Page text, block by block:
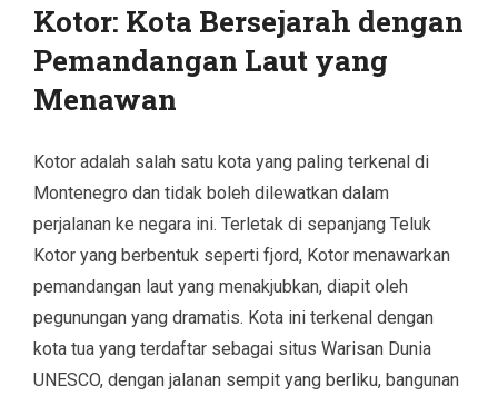
Kotor: Kota Bersejarah dengan
Pemandangan Laut yang
Menawan
Kotor adalah salah satu kota yang paling terkenal di
Montenegro dan tidak boleh dilewatkan dalam
perjalanan ke negara ini. Terletak di sepanjang Teluk
Kotor yang berbentuk seperti fjord, Kotor menawarkan
pemandangan laut yang menakjubkan, diapit oleh
pegunungan yang dramatis. Kota ini terkenal dengan
kota tua yang terdaftar sebagai situs Warisan Dunia
UNESCO, dengan jalanan sempit yang berliku, bangunan